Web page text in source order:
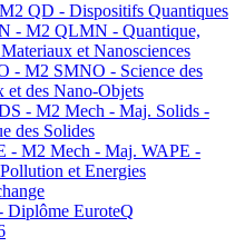
QD - Dispositifs Quantiques
- M2 QLMN - Quantique,
et Nanosciences
- M2 SMNO - Science des
et des Nano-Objets
- M2 Mech - Maj. Solids -
des Solides
- M2 Mech - Maj. WAPE -
et Energies
Diplôme EuroteQ